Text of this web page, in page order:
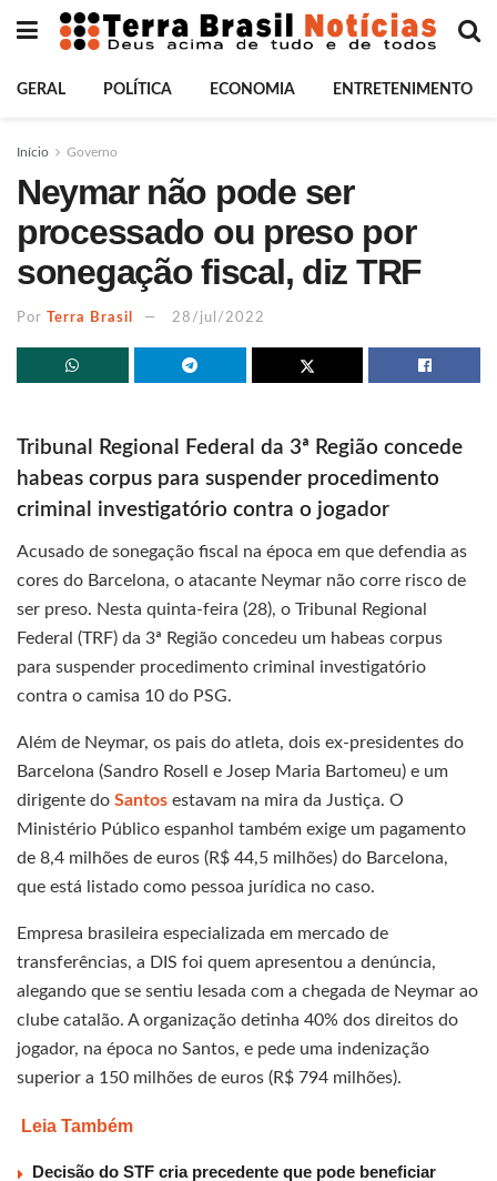
GERAL POLÍTICA ECONOMIA ENTRETENIMENTO
Início Governo
Neymar não pode ser
processado ou preso por
sonegação fiscal, diz TRF
Por Terra Brasil 28/jul/2022
Tribunal Regional Federal da 3ª Região concede
habeas corpus para suspender procedimento
criminal investigatório contra o jogador
Acusado de sonegação fiscal na época em que defendia as
cores do Barcelona, o atacante Neymar não corre risco de
ser preso. Nesta quinta-feira (28), o Tribunal Regional
Federal (TRF) da 3ª Região concedeu um habeas corpus
para suspender procedimento criminal investigatório
contra o camisa 10 do PSG.
Além de Neymar, os pais do atleta, dois ex-presidentes do
Barcelona (Sandro Rosell e Josep Maria Bartomeu) e um
dirigente do Santos estavam na mira da Justiça. O
Ministério Público espanhol também exige um pagamento
de 8,4 milhões de euros (R$ 44,5 milhões) do Barcelona,
que está listado como pessoa jurídica no caso.
Empresa brasileira especializada em mercado de
transferências, a DIS foi quem apresentou a denúncia,
alegando que se sentiu lesada com a chegada de Neymar ao
clube catalão. A organização detinha 40% dos direitos do
jogador, na época no Santos, e pede uma indenização
superior a 150 milhões de euros (R$ 794 milhões).
Leia Também
Decisão do STF cria precedente que pode beneficiar